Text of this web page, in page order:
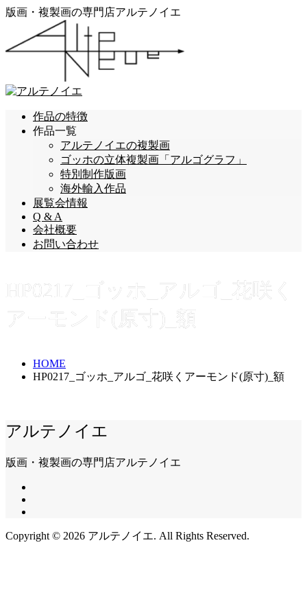
版画・複製画の専門店アルテノイエ
作品の特徴
作品一覧
アルテノイエの複製画
ゴッホの立体複製画「アルゴグラフ」
特別制作版画
海外輸入作品
展覧会情報
Q & A
会社概要
お問い合わせ
HP0217_ゴッホ_アルゴ_花咲く
アーモンド(原寸)_額
HOME
HP0217_ゴッホ_アルゴ_花咲くアーモンド(原寸)_額
アルテノイエ
版画・複製画の専門店アルテノイエ
Copyright © 2026 アルテノイエ. All Rights Reserved.